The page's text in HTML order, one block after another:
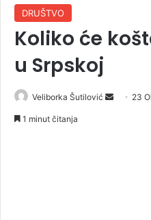
DRUŠTVO
Koliko će
u Srpskoj
Veliborka Šutilović 23
1 minut čitanja